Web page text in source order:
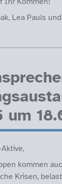
Lea Pauls
um
kommen
Krisen,